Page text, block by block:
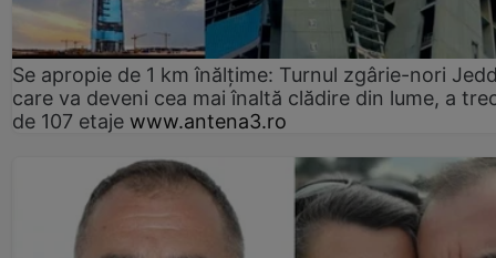
Se apropie de 1 km înălțime: Turnul zgârie-nori
care va deveni cea mai înaltă clădire din lume, a
de 107 etaje www.antena3.ro